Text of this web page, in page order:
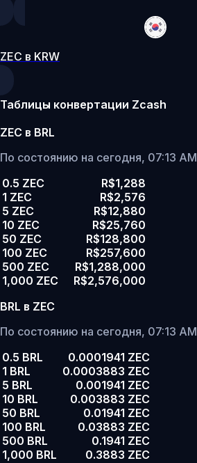
ZEC в KRW
Таблицы конвертации Zcash
ZEC в BRL
По состоянию на сегодня, 07:13 AM
0.5 ZEC
R$1,288
1 ZEC
R$2,576
5 ZEC
R$12,880
10 ZEC
R$25,760
50 ZEC
R$128,800
100 ZEC
R$257,600
500 ZEC
R$1,288,000
1,000 ZEC
R$2,576,000
BRL в ZEC
По состоянию на сегодня, 07:13 AM
0.5 BRL
0.0001941 ZEC
1 BRL
0.0003883 ZEC
5 BRL
0.001941 ZEC
10 BRL
0.003883 ZEC
50 BRL
0.01941 ZEC
100 BRL
0.03883 ZEC
500 BRL
0.1941 ZEC
1,000 BRL
0.3883 ZEC